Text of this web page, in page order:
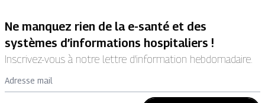
Ne manquez rien de la e-santé et des
systèmes d’informations hospitaliers !
Inscrivez-vous à notre lettre d’information hebdomadaire.
Adresse mail